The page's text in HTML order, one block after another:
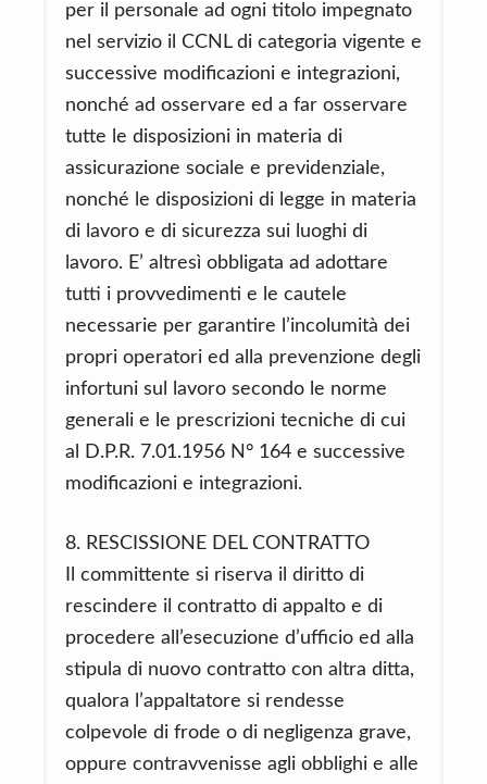
per il personale ad ogni titolo impegnato
nel servizio il CCNL di categoria vigente e
successive modificazioni e integrazioni,
nonché ad osservare ed a far osservare
tutte le disposizioni in materia di
assicurazione sociale e previdenziale,
nonché le disposizioni di legge in materia
di lavoro e di sicurezza sui luoghi di
lavoro. E’ altresì obbligata ad adottare
tutti i provvedimenti e le cautele
necessarie per garantire l’incolumità dei
propri operatori ed alla prevenzione degli
infortuni sul lavoro secondo le norme
generali e le prescrizioni tecniche di cui
al D.P.R. 7.01.1956 N° 164 e successive
modificazioni e integrazioni.
8. RESCISSIONE DEL CONTRATTO
Il committente si riserva il diritto di
rescindere il contratto di appalto e di
procedere all’esecuzione d’ufficio ed alla
stipula di nuovo contratto con altra ditta,
qualora l’appaltatore si rendesse
colpevole di frode o di negligenza grave,
oppure contravvenisse agli obblighi e alle